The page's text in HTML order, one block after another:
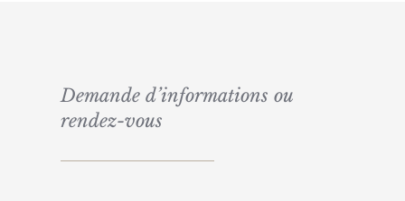
Demande d’informations ou
rendez-vous